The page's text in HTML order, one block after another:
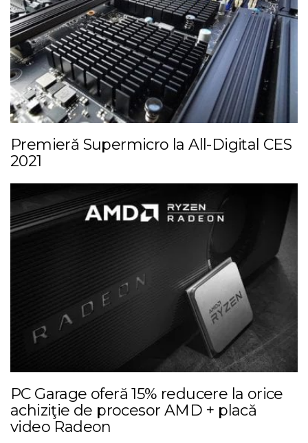
Premieră Supermicro la All-Digital CES
2021
PC Garage oferă 15% reducere la orice
achiziţie de procesor AMD + placă
video Radeon